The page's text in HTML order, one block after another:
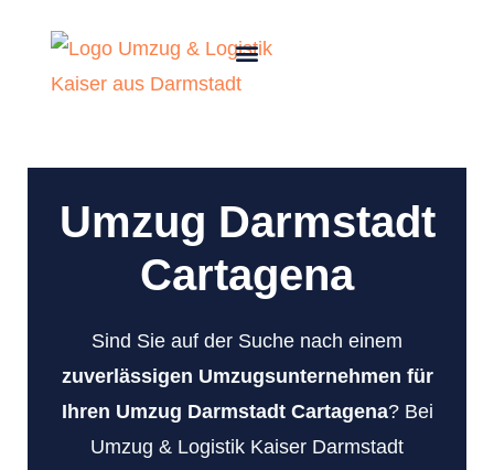
Umzug Darmstadt
Cartagena
Sind Sie auf der Suche nach einem
zuverlässigen Umzugsunternehmen für
Ihren Umzug Darmstadt Cartagena? Bei
Umzug & Logistik Kaiser Darmstadt